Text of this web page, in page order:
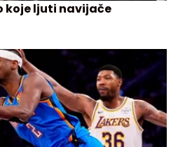
koje ljuti navijače